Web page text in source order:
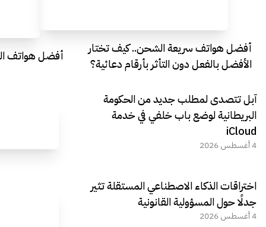
أفضل هواتف سريعة الشحن.. كيف تختار
الأفضل بالفعل دون التأثر بأرقام دعائية؟
أفضل هواتف
آبل تتصدى لمطلب جديد من الحكومة
البريطانية لوضع باب خلفي في خدمة
iCloud
4 أغسطس 2026
اختراقات الذكاء الاصطناعي المستقلة تثير
جدلًا حول المسؤولية القانونية
4 أغسطس 2026